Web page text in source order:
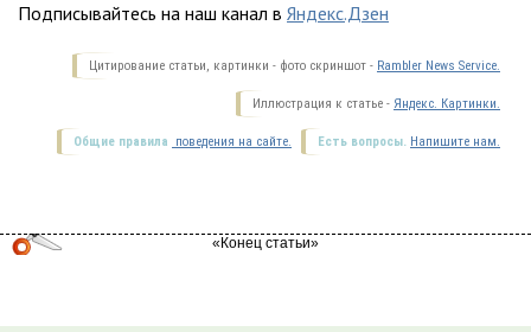
Подписывайтесь на наш канал в Яндекс.Дзен
Цитирование статьи, картинки - фото скриншот - Rambler News Service.
Иллюстрация к статье - Яндекс. Картинки.
Есть вопросы. Напишите нам.
Общие правила поведения на сайте.